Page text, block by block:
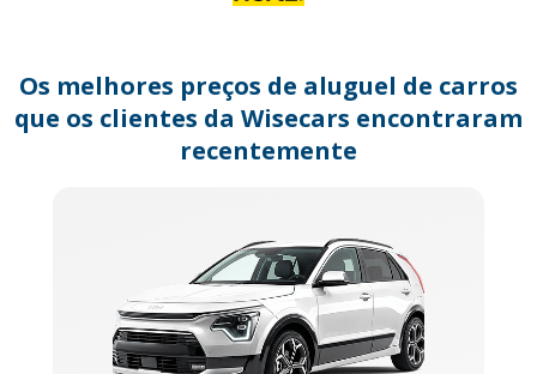
dates.
Os melhores preços de aluguel de carros
que os clientes da Wisecars encontraram
recentemente